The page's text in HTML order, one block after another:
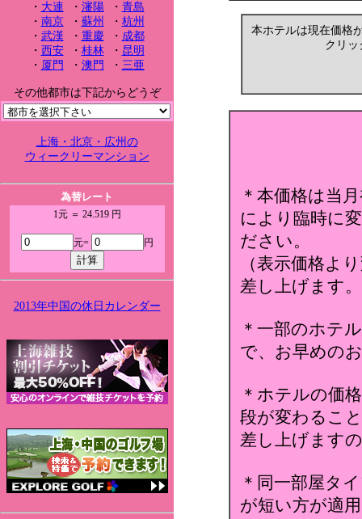
・ 大連 ・ 瀋陽・ 青島
・ 南京・ 蘇州 ・ 杭州
・ 武漢 ・ 重慶 ・ 成都
・ 西安・ 桂林・ 昆明
・ 厦門 ・ 澳門 ・ 三亜
その他都市は下記からどうぞ
上海・北京・広州の
ウィークリーマンション
為替レート
1元 ＝ 24.519 円
元= 円
2013年中国の休日カレンダー
本ホテルは現在価格
クリッ
＊本価格は当
により臨時に
ださい。
（表示価格よ
差し上げます
＊一部のホテ
で、お早めの
＊ホテルの価
段が変わるこ
差し上げます
＊同一部屋タ
が短い方が適